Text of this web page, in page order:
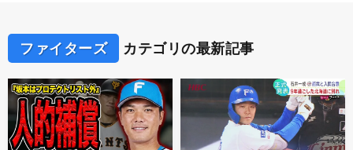
ファイターズ カテゴリの最新記事